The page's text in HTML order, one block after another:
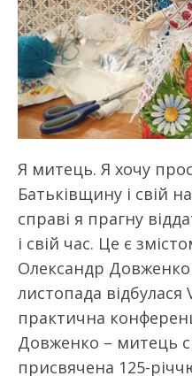
Я митець. Я хочу
Батьківщину і свій
справі я прагну
і свій час. Це є
Олександр
листопада відбулася
практична
Довженко – митець
присвячена 125-